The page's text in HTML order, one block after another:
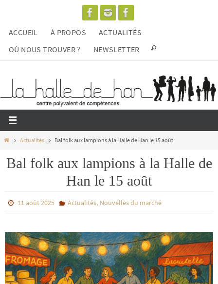
contenu
ACCUEIL À PROPOS
ACTUALITÉS
OÙ NOUS TROUVER ?
NEWSLETTER
HomeActualités Bal folk aux lampions à la Halle de Han le 15 août
Bal folk aux lampions à la Halle de
Han le 15 août
11 août 2025 Actualités, Nouvelles du marché